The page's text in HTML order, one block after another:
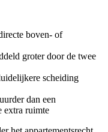
boven- of
groter door de twee
scheiding
dan een
extra ruimte